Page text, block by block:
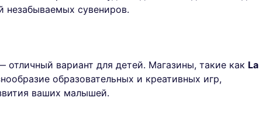
незабываемых сувениров.
вариант для детей. Магазины, такие как La
образовательных и креативных игр,
ваших малышей.